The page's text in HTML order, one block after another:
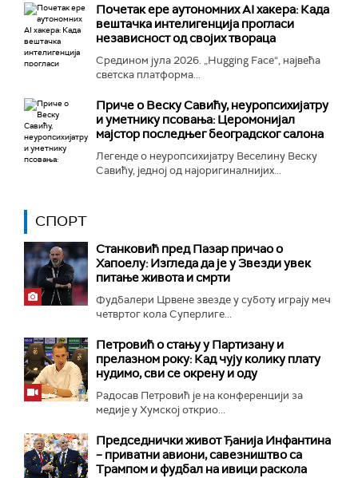
Почетак ере аутономних AI хакера: Када
вештачка интелигенција прогласи
независност од својих твораца
Средином јула 2026. „Hugging Face“, највећа
светска платформа...
Приче о Веску Савићу, неуропсихијатру
и уметнику псовања: Церомонијал
мајстор последњег београдског салона
Легенде о неуропсихијатру Веселину Веску
Савићу, једној од најоригиналнијих...
СПОРТ
Станковић пред Пазар причао о
Хапоелу: Изгледа да је у Звезди увек
питање живота и смрти
Фудбалери Црвене звезде у суботу играју меч
четвртог кола Суперлиге...
Петровић о стању у Партизану и
прелазном року: Кад чују колику плату
нудимо, сви се окрену и оду
Радосав Петровић је на конференцији за
медије у Хумској открио...
Председнички живот Ђанија Инфантина
– приватни авиони, савезништво са
Трампом и фудбал на ивици раскола